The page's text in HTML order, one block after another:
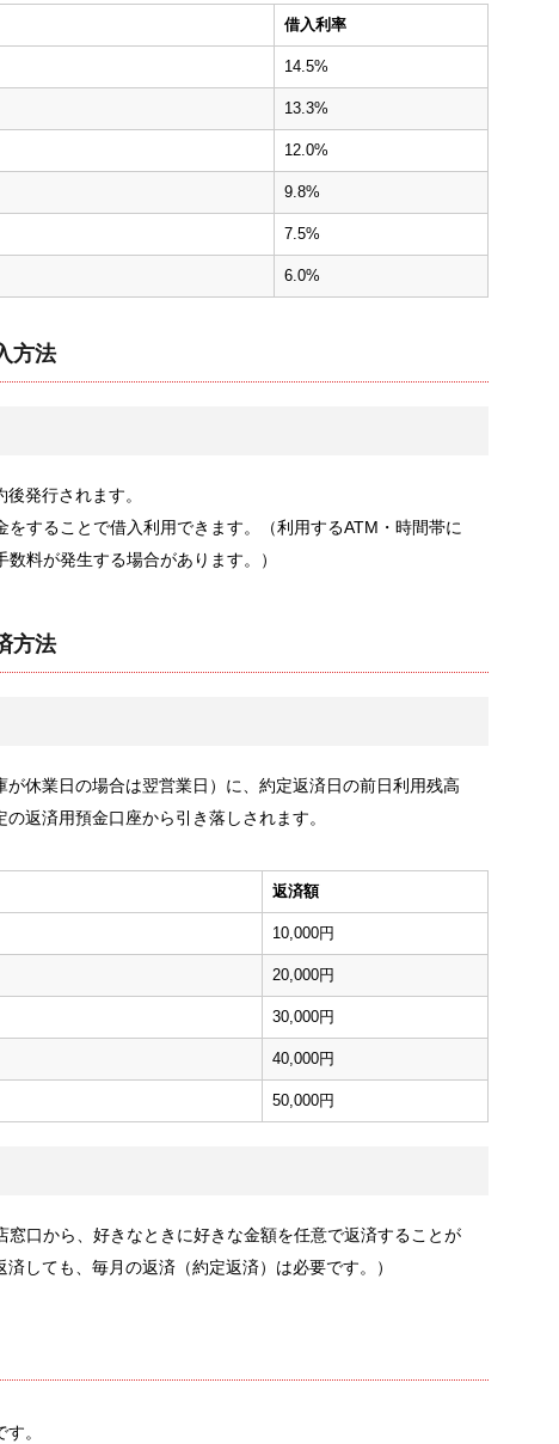
借入利率
14.5%
13.3%
12.0%
9.8%
7.5%
6.0%
方法
発行されます。
をすることで借入利用できます。（利用するATM・時間帯に
料が発生する場合があります。）
方法
が休業日の場合は翌営業日）に、約定返済日の前日利用残高
返済用預金口座から引き落しされます。
返済額
10,000円
20,000円
30,000円
40,000円
50,000円
窓口から、好きなときに好きな金額を任意で返済することが
しても、毎月の返済（約定返済）は必要です。）
。